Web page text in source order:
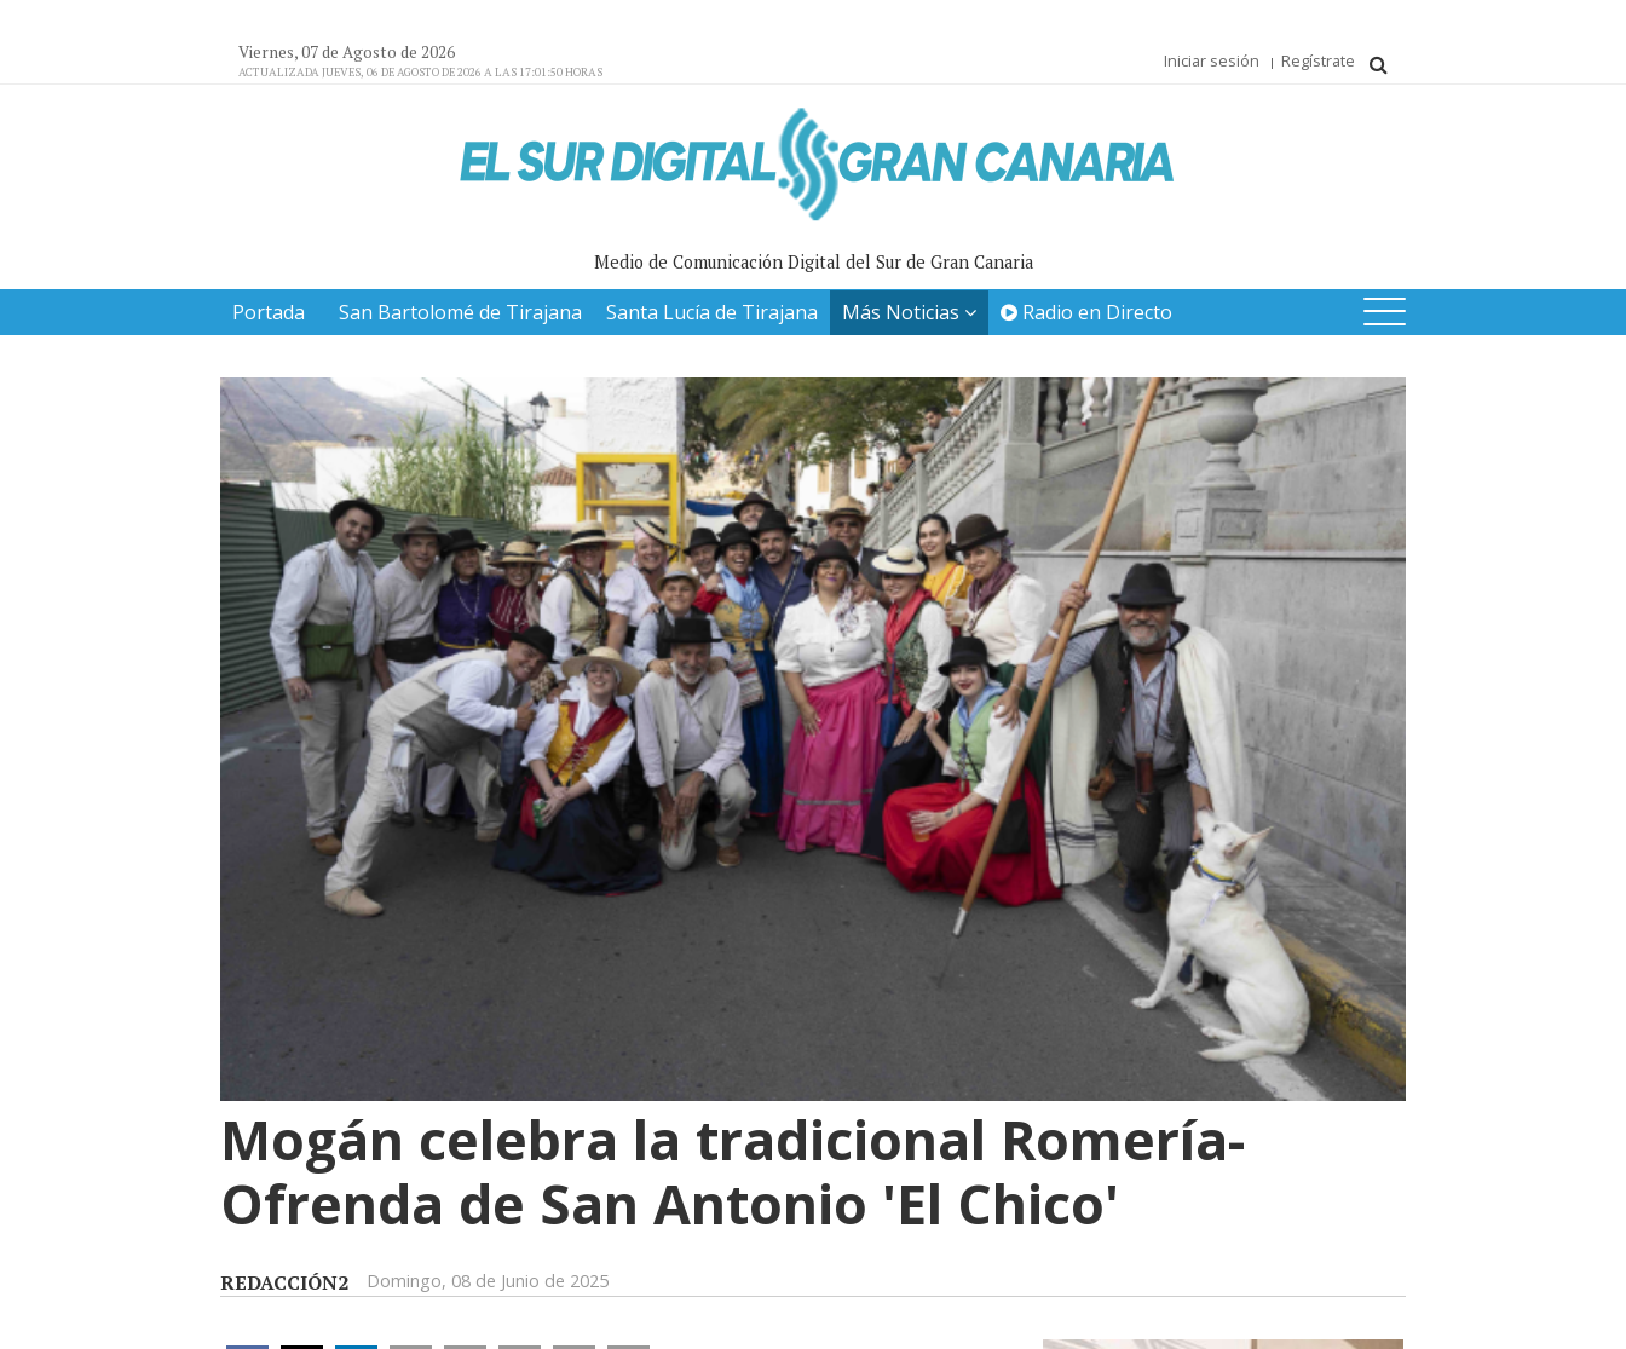
Viernes, 07 de Agosto de 2026
ACTUALIZADA JUEVES, 06 DE AGOSTO DE 2026 A LAS 17:01:50 HORAS
Iniciar sesión Regístrate
Medio de Comunicación Digital del Sur de Gran Canaria
Portada San Bartolomé de Tirajana Santa Lucía de Tirajana Más Noticias Radio en Directo
Mogán celebra la tradicional Romería-
Ofrenda de San Antonio 'El Chico'
REDACCIÓN2 Domingo, 08 de Junio de 2025